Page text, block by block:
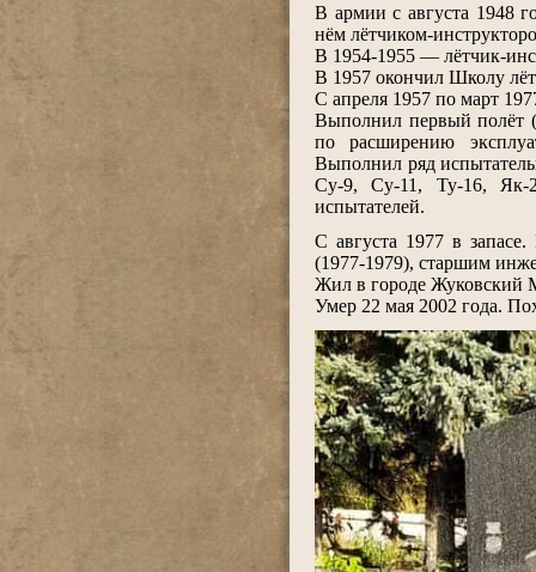
В армии с августа 1948
нём лётчиком-
В 1954-1955 — лётчик-
В 1957 окончил Школу
С апреля 1957 по март
Выполнил первый полёт
по расширению
Выполнил ряд
Су-9, Су-11, Ту-16, Як-
испытателей.
С августа 1977 в
(1977-1979), старшим
Жил в городе Жуковский
Умер 22 мая 2002 года.